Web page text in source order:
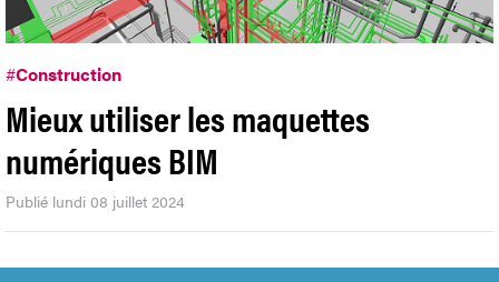
#Construction
Mieux utiliser les maquettes
numériques BIM
Publié lundi 08 juillet 2024